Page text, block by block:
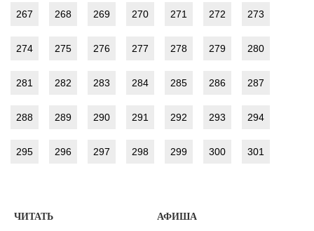
267 268 269 270 271 272 273
274 275 276 277 278 279 280
281 282 283 284 285 286 287
288 289 290 291 292 293 294
295 296 297 298 299 300 301
ЧИТАТЬ АФИША